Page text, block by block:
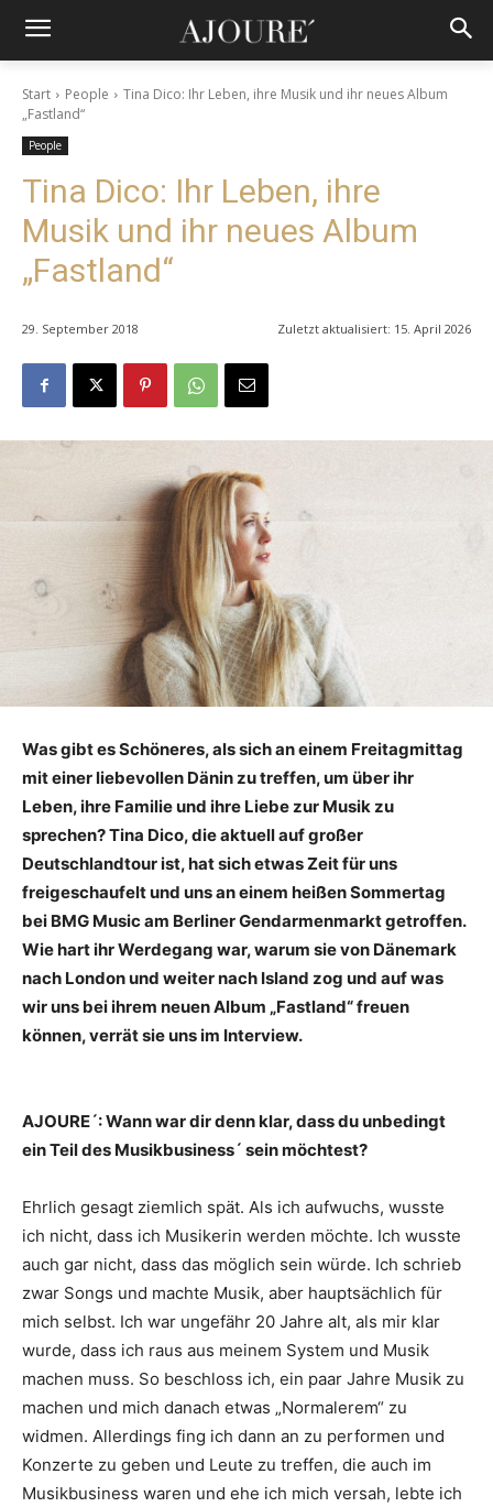
Start People
Tina Dico: Ihr Leben, ihre Musik und ihr neues Album
„Fastland“
People
Tina Dico: Ihr Leben, ihre
Musik und ihr neues Album
„Fastland“
29. September 2018 Zuletzt aktualisiert: 15. April 2026
Was gibt es Schöneres, als sich an einem Freitagmittag
mit einer liebevollen Dänin zu treffen, um über ihr
Leben, ihre Familie und ihre Liebe zur Musik zu
sprechen? Tina Dico, die aktuell auf großer
Deutschlandtour ist, hat sich etwas Zeit für uns
freigeschaufelt und uns an einem heißen Sommertag
bei BMG Music am Berliner Gendarmenmarkt getroffen.
Wie hart ihr Werdegang war, warum sie von Dänemark
nach London und weiter nach Island zog und auf was
wir uns bei ihrem neuen Album „Fastland“ freuen
können, verrät sie uns im Interview.
AJOURE´: Wann war dir denn klar, dass du unbedingt
ein Teil des Musikbusiness´ sein möchtest?
Ehrlich gesagt ziemlich spät. Als ich aufwuchs, wusste
ich nicht, dass ich Musikerin werden möchte. Ich wusste
auch gar nicht, dass das möglich sein würde. Ich schrieb
zwar Songs und machte Musik, aber hauptsächlich für
mich selbst. Ich war ungefähr 20 Jahre alt, als mir klar
wurde, dass ich raus aus meinem System und Musik
machen muss. So beschloss ich, ein paar Jahre Musik zu
machen und mich danach etwas „Normalerem“ zu
widmen. Allerdings fing ich dann an zu performen und
Konzerte zu geben und Leute zu treffen, die auch im
Musikbusiness waren und ehe ich mich versah, lebte ich